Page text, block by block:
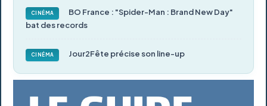
CINÉMA
BO France : "Spider-Man : Brand New Day"
bat des records
CINÉMA Jour2Fête précise son line-up